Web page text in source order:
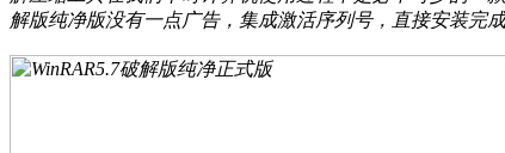
解版纯净版没有一点广告，集成激活序列号，直接安装完